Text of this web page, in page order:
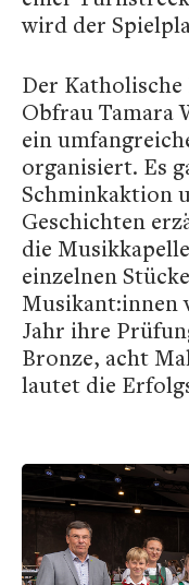
wird der
Der
Obfrau Tamara
ein
organisiert. Es
Schminkaktion
Geschichten
die
einzelnen
Musikant:innen
Jahr ihre
Bronze, acht
lautet die